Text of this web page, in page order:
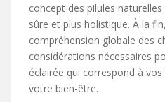
concept des pilules
sûre et plus holistique. À la
compréhension globale des
considérations nécessaires
éclairée qui correspond à
votre bien-être.